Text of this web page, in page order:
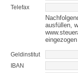
Telefax
ausfüllen,
Geldinstitut
IBAN